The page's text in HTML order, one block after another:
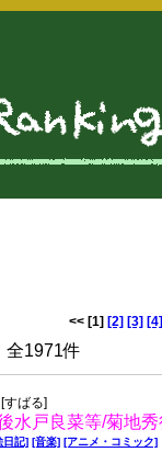
<< [1] [2] [3] [4]
全1971件
[すばる]
水戸良菜等/菊地
日記] [音楽] [アニメ・コミック]